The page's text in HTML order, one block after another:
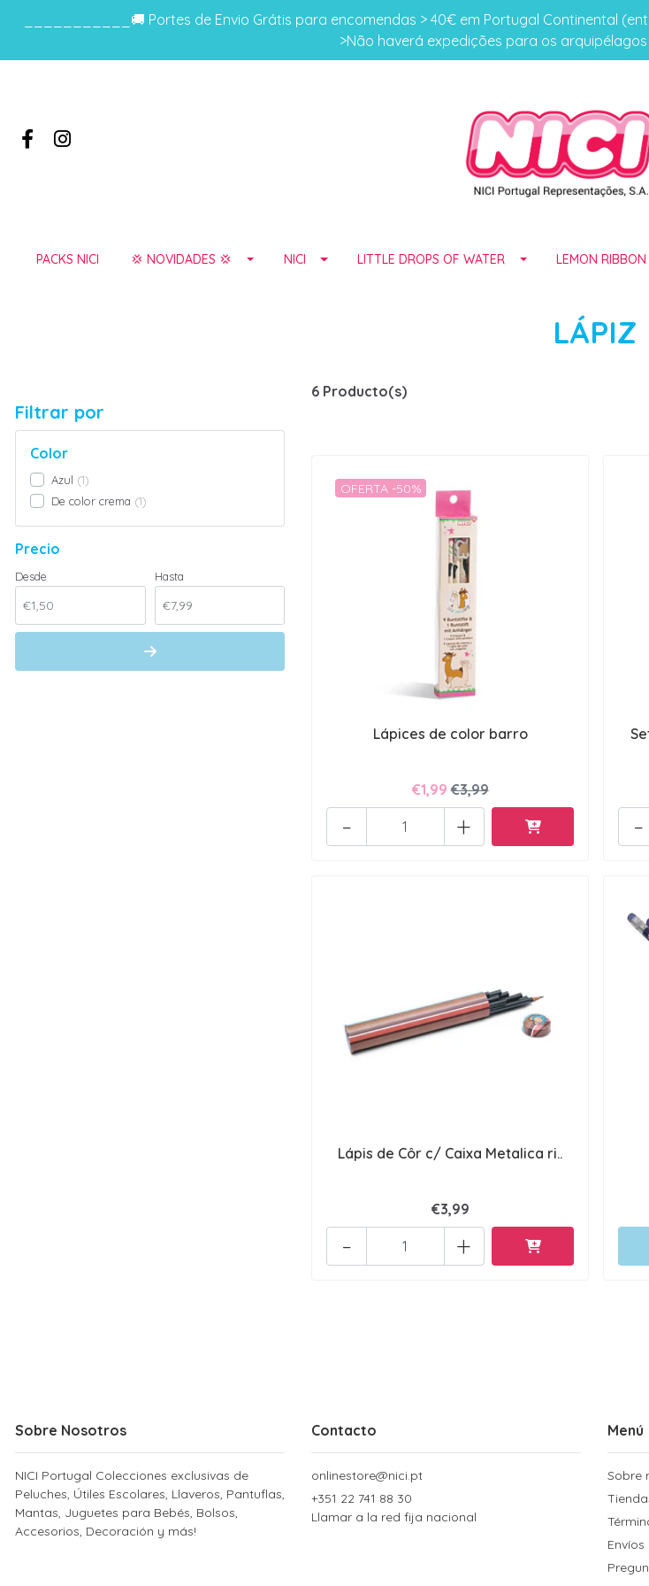
___________🚚 Portes de Envio Grátis para encomendas > 40€ em Portugal Continental
>Não haverá expedições para os
PACKS NICI 💢 NOVIDADES 💢 NICI LITTLE DROPS OF WATER LEMON RIBBON
LÁPIZ
Filtrar por
Color
Azul
1
De color crema
1
Precio
Desde Hasta
6 Producto(s)
OFERTA -50%
Lápices de color barro
€1,99 €3,99
+
- -
Lápis de Côr c/ Caixa Metalica ri..
€3,99
+
-
Sobre Nosotros
NICI Portugal Colecciones exclusivas de
Peluches, Útiles Escolares, Llaveros, Pantuflas,
Mantas, Juguetes para Bebés, Bolsos,
Accesorios, Decoración y más!
Contacto
onlinestore@nici.pt
+351 22 741 88 30
Llamar a la red fija nacional
Menú
Sobre